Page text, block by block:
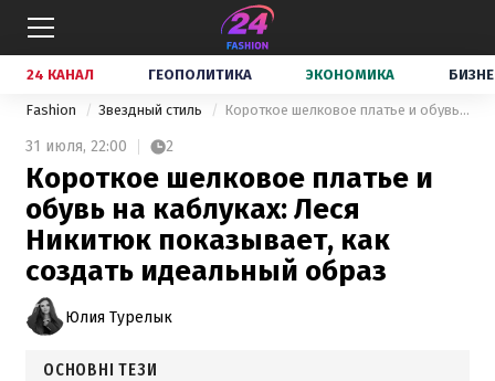
24 КАНАЛ ГЕОПОЛИТИКА ЭКОНОМИКА
Fashion Звездный стиль Короткое шелковое платье и обувь на каблуках: Леся Никитюк показывает, как создать идеальный образ
31 июля, 22:00 2
Короткое шелковое платье и
обувь на каблуках: Леся
Никитюк показывает, как
создать идеальный образ
Юлия Турелык
ОСНОВНІ ТЕЗИ